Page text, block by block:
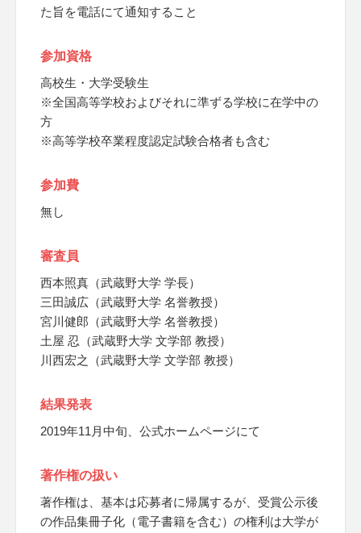
た旨を電話にて通知すること
参加資格
高校生・大学受験生
※全国高等学校およびそれに準ずる学校に在学中の
方
※高等学校卒業程度認定試験合格者も含む
参加費
無し
審査員
西本照真（武蔵野大学 学長）
三田誠広（武蔵野大学 名誉教授）
宮川健郎（武蔵野大学 名誉教授）
土屋 忍（武蔵野大学 文学部 教授）
川西宏之（武蔵野大学 文学部 教授）
結果発表
2019年11月中旬、公式ホームページにて
著作権の扱い
著作権は、基本は応募者に帰属するが、受賞公示後
の作品集冊子化（電子書籍を含む）の権利は大学が